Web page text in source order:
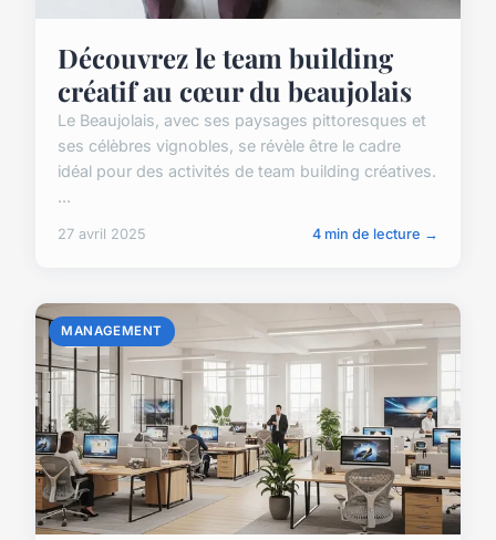
Découvrez le team building
créatif au cœur du beaujolais
Le Beaujolais, avec ses paysages pittoresques et
ses célèbres vignobles, se révèle être le cadre
idéal pour des activités de team building créatives.
...
27 avril 2025 4 min de lecture →
MANAGEMENT